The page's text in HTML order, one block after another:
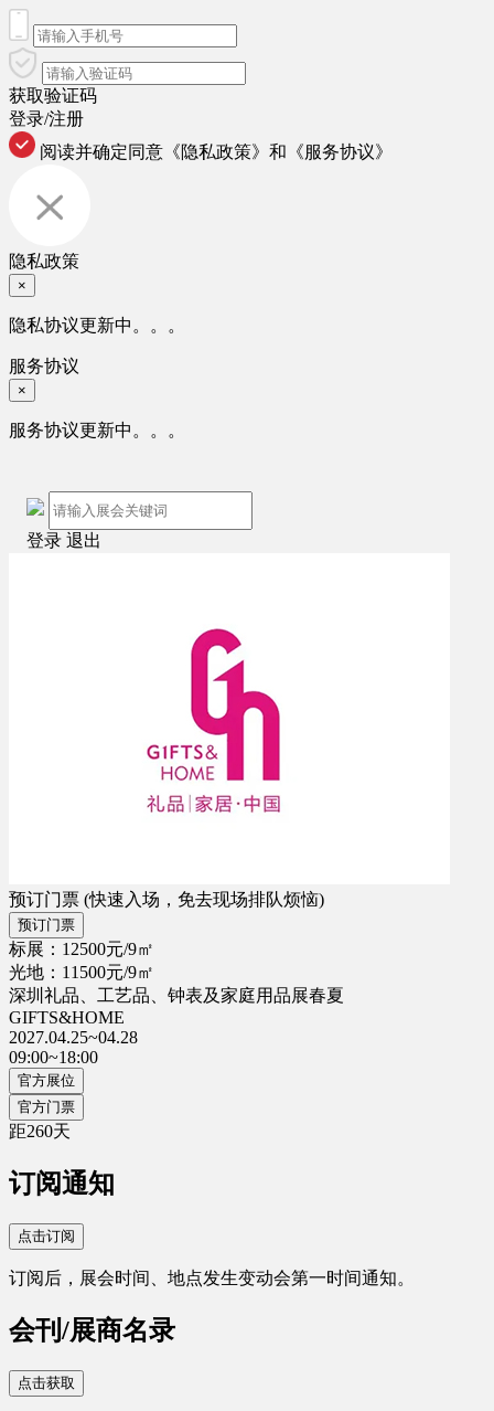
获取验证码
登录/注册
阅读并确定同意 《隐私政策》 和 《服务协议》
隐私政策
×
隐私协议更新中。。。
服务协议
×
服务协议更新中。。。
登录 退出
预订门票 (快速入场，免去现场排队烦恼)
预订门票
标展：12500元/9㎡
光地：11500元/9㎡
深圳礼品、工艺品、钟表及家庭用品展春夏
GIFTS&HOME
2027.04.25~04.28
09:00~18:00
官方展位
官方门票
距260天
订阅通知
点击订阅
订阅后，展会时间、地点发生变动会第一时间通知。
会刊/展商名录
点击获取